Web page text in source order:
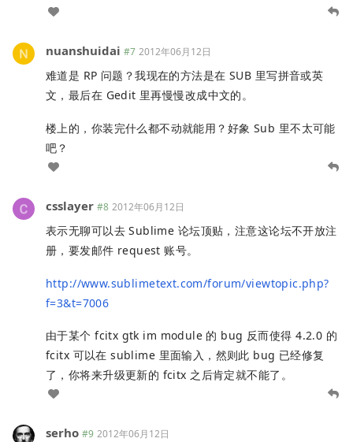
nuanshuidai #7 2012年06月12日
难道是 RP 问题？我现在的方法是在 SUB 里写拼音或英
文，最后在 Gedit 里再慢慢改成中文的。
楼上的，你装完什么都不动就能用？好象 Sub 里不太可能
吧？
csslayer #8 2012年06月12日
表示无聊可以去 Sublime 论坛顶贴，注意这论坛不开放注
册，要发邮件 request 账号。
http://www.sublimetext.com/forum/viewtopic.php?
f=3&t=7006
由于某个 fcitx gtk im module 的 bug 反而使得 4.2.0 的
fcitx 可以在 sublime 里面输入，然则此 bug 已经修复
了，你将来升级更新的 fcitx 之后肯定就不能了。
serho #9 2012年06月12日